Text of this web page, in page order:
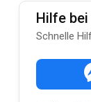
Hilfe
Schnelle